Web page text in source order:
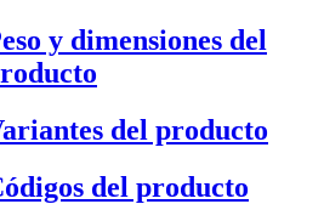
y dimensiones del
del producto
del producto